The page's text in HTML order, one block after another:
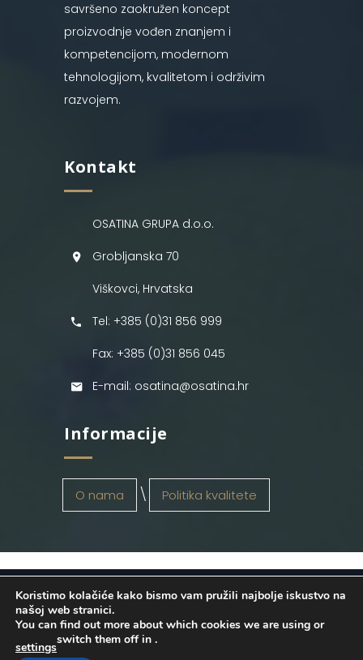
savršeno zaokružen koncept
proizvodnje vođen znanjem i
kompetencijom, modernom
tehnologijom, kvalitetom i održivim
razvojem.
Kontakt
OSATINA GRUPA d.o.o.
Grobljanska 70
Viškovci, Hrvatska
Tel: +385 (0)31 856 999
Fax: +385 (0)31 856 045
E-mail: osatina@osatina.hr
Informacije
O nama Politika kvalitete
OSATINA GRUPA d.o.o. 2026
. Configured
byINFOS Osijek. Sva prava pridržana.
Koristimo kolačiće kako bismo vam pružili najbolje iskustvo na
našoj web stranici.
You can find out more about which cookies we are using or
switch them off in
settings
.